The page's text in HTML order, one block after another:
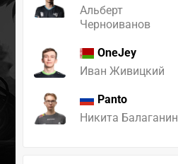
Альберт
Черноиванов
OneJey
Иван Живицкий
Panto
Никита Балаганин